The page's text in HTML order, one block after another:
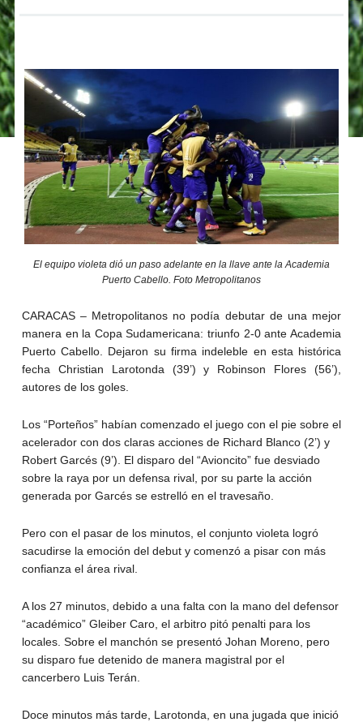
El equipo violeta dió un paso adelante en la llave ante la Academia
Puerto Cabello. Foto Metropolitanos
CARACAS – Metropolitanos no podía debutar de una mejor
manera en la Copa Sudamericana: triunfo 2-0 ante Academia
Puerto Cabello. Dejaron su firma indeleble en esta histórica
fecha Christian Larotonda (39’) y Robinson Flores (56’),
autores de los goles.
Los “Porteños” habían comenzado el juego con el pie sobre el
acelerador con dos claras acciones de Richard Blanco (2’) y
Robert Garcés (9’). El disparo del “Avioncito” fue desviado
sobre la raya por un defensa rival, por su parte la acción
generada por Garcés se estrelló en el travesaño.
Pero con el pasar de los minutos, el conjunto violeta logró
sacudirse la emoción del debut y comenzó a pisar con más
confianza el área rival.
A los 27 minutos, debido a una falta con la mano del defensor
“académico” Gleiber Caro, el arbitro pitó penalti para los
locales. Sobre el manchón se presentó Johan Moreno, pero
su disparo fue detenido de manera magistral por el
cancerbero Luis Terán.
Doce minutos más tarde, Larotonda, en una jugada que inició